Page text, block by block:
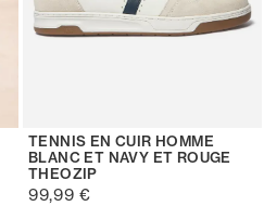
TENNIS EN CUIR HOMME
BLANC ET NAVY ET ROUGE
THEOZIP
99,99 €